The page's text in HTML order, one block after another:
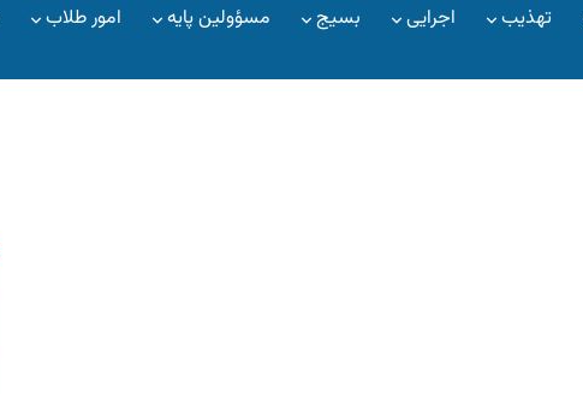
تهذیب اجرایی بسیج مسؤولین پایه امور طلاب